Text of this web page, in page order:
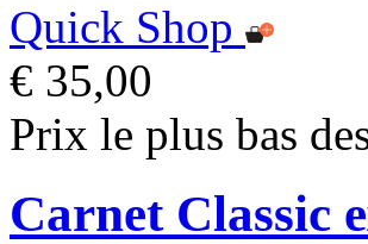
Quick Shop
€ 35,00
Prix le plus bas
Carnet Classic